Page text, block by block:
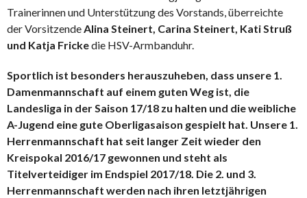
Trainerinnen und Unterstützung des Vorstands, überreichte
der VorsitzendeAlina Steinert, Carina Steinert, Kati Struß
und Katja Frickedie HSV-Armbanduhr.
Sportlich ist besonders herauszuheben, dass unsere 1.
Damenmannschaft auf einem guten Weg ist, die
Landesliga in der Saison 17/18 zu halten und die weibliche
A-Jugend eine gute Oberligasaison gespielt hat. Unsere 1.
Herrenmannschaft hat seit langer Zeit wieder den
Kreispokal 2016/17 gewonnen und steht als
Titelverteidiger im Endspiel 2017/18. Die 2. und 3.
Herrenmannschaft werden nach ihren letztjährigen